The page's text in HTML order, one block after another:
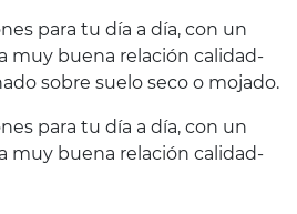
para tu día a día, con un
muy buena relación calidad-
sobre suelo seco o mojado.
para tu día a día, con un
muy buena relación calidad-